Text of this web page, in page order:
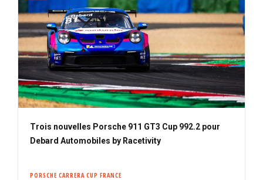
Trois nouvelles Porsche 911 GT3 Cup 992.2 pour
Debard Automobiles by Racetivity
PORSCHE CARRERA CUP FRANCE